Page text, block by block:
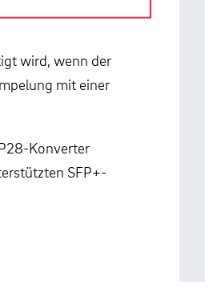
wird, wenn der
mit einer
Konverter
SFP+-